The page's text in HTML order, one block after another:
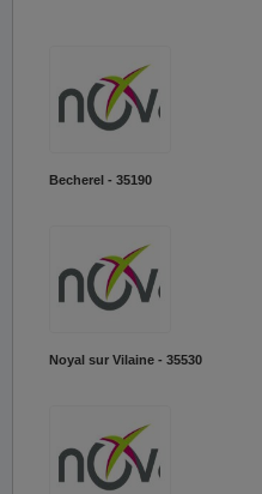
Becherel - 35190
Noyal sur Vilaine - 35530